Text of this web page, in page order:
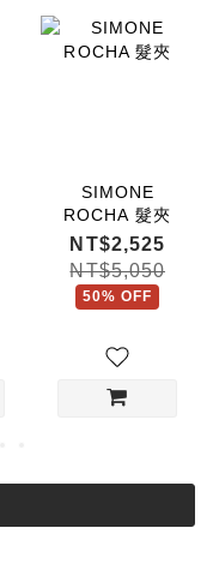
SIMONE
ROCHA 髮夾
NT$2,525
NT$5,050
50% OFF